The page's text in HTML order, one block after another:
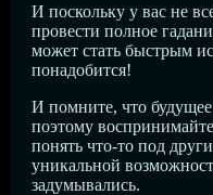
И поскольку у вас не
провести полное
может стать быстрым
понадобится!
И помните, что
поэтому
понять что-то под
уникальной
задумывались.